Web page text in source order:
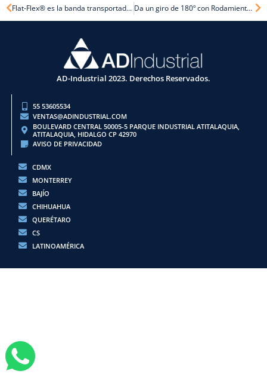
Previo Flat-Flex® es la banda transportadora más ligera e higiénica de la industria. Da un giro de 180º con Rodamientos Poly Round®
AD-Industrial 2023. Derechos Reservados.
55 53605534
VENTAS@ADINDUSTRIAL.COM
BOULEVARD CENTRAL 50005-5 PARQUE INDUSTRIAL ATITALAQUIA,
ATITALAQUIA, HIDALGO CP 42970
AVISO DE PRIVACIDAD
CDMX
MONTERREY
BAJÍO
CHIHUAHUA
QUERÉTARO
CS
LATINOAMÉRICA